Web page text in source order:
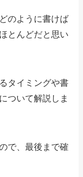
のように書けば
とんどだと思い
タイミングや書
ついて解説しま
で、最後まで確